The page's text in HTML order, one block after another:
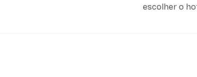
escolher o